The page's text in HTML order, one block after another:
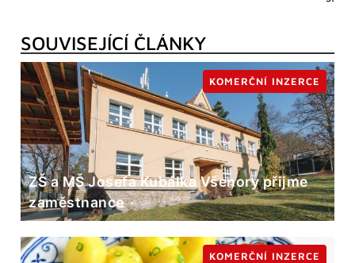
SOUVISEJÍCÍ ČLÁNKY
ZŠ a MŠ Josefa Kubálka Všenory přijme
zaměstnance
KOMERČNÍ INZERCE
KOMERČNÍ INZERCE